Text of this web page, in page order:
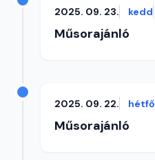
2025. 09. 23. kedd
Műsorajánló
2025. 09. 22. hétfő
Műsorajánló